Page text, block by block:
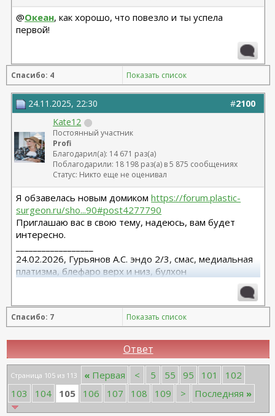
@Океан, как хорошо, что повезло и ты успела
первой!
Спасибо: 4 Показать список
#2100
24.11.2025, 22:30
Kate12
Постоянный участник
Profi
Благодарил(а): 14 671 раз(а)
Поблагодарили: 18 198 раз(а) в 5 875 сообщениях
Статус: Никто еще не оценивал
Я обзавелась новым домикомhttps://forum.plastic-
surgeon.ru/sho...90#post4277790
Приглашаю вас в свою тему, надеюсь, вам будет
интересно.
24.02.2026, Гурьянов А.С. эндо 2/3, смас, медиальная
платизма, блефаро верх и низ, булхон
08.2015, allergan 240, 255. Аврамович А.Г., Клиника СЛ
(молодости и красоты)
Спасибо: 7 Показать список
Ответ
Страница 105 из 113 « Первая < 5 55 95 101
102
103
104 105 106 107 108 109 > Последняя »